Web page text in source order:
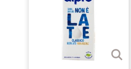
perfetto, tranne il corriere BRT
—
Tutto perfetto